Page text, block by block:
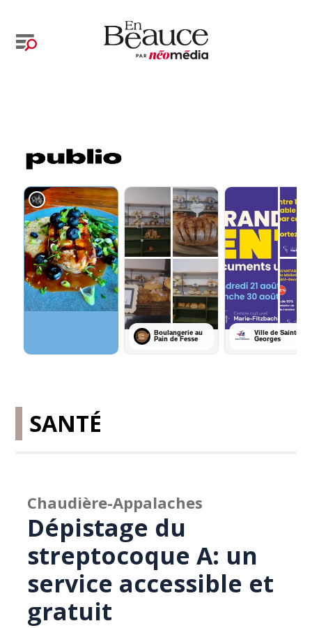
SANTÉ
Chaudière-Appalaches
Dépistage du
streptocoque A: un
service accessible et
gratuit